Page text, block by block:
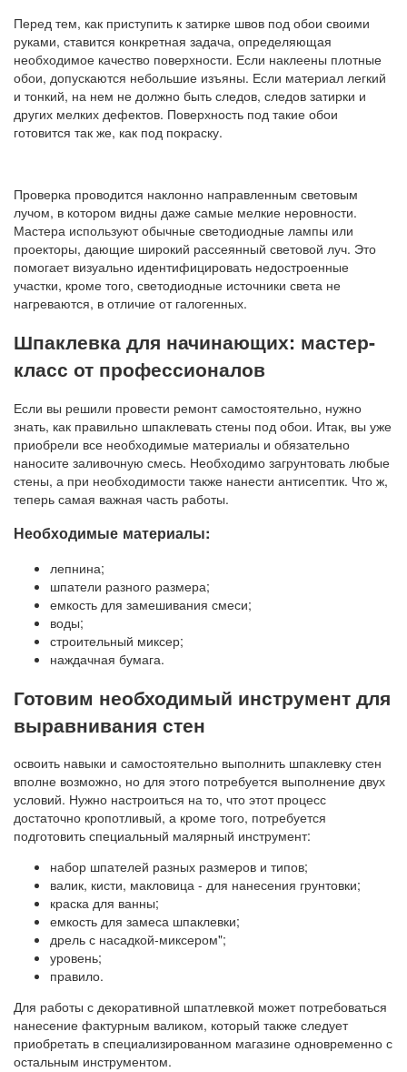
Перед тем, как приступить к затирке швов под обои своими
руками, ставится конкретная задача, определяющая
необходимое качество поверхности. Если наклеены плотные
обои, допускаются небольшие изъяны. Если материал легкий
и тонкий, на нем не должно быть следов, следов затирки и
других мелких дефектов. Поверхность под такие обои
готовится так же, как под покраску.
Проверка проводится наклонно направленным световым
лучом, в котором видны даже самые мелкие неровности.
Мастера используют обычные светодиодные лампы или
проекторы, дающие широкий рассеянный световой луч. Это
помогает визуально идентифицировать недостроенные
участки, кроме того, светодиодные источники света не
нагреваются, в отличие от галогенных.
Шпаклевка для начинающих: мастер-
класс от профессионалов
Если вы решили провести ремонт самостоятельно, нужно
знать, как правильно шпаклевать стены под обои. Итак, вы уже
приобрели все необходимые материалы и обязательно
наносите заливочную смесь. Необходимо загрунтовать любые
стены, а при необходимости также нанести антисептик. Что ж,
теперь самая важная часть работы.
Необходимые материалы:
лепнина;
шпатели разного размера;
емкость для замешивания смеси;
воды;
строительный миксер;
наждачная бумага.
Готовим необходимый инструмент для
выравнивания стен
освоить навыки и самостоятельно выполнить шпаклевку стен
вполне возможно, но для этого потребуется выполнение двух
условий. Нужно настроиться на то, что этот процесс
достаточно кропотливый, а кроме того, потребуется
подготовить специальный малярный инструмент:
набор шпателей разных размеров и типов;
валик, кисти, макловица - для нанесения грунтовки;
краска для ванны;
емкость для замеса шпаклевки;
дрель с насадкой-миксером";
уровень;
правило.
Для работы с декоративной шпатлевкой может потребоваться
нанесение фактурным валиком, который также следует
приобретать в специализированном магазине одновременно с
остальным инструментом.